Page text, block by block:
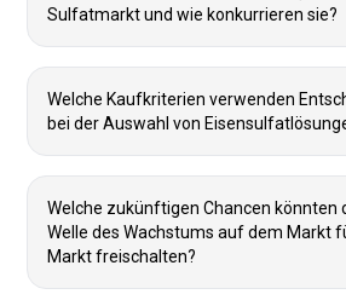
Sulfatmarkt und wie konkurrieren sie?
Welche Kaufkriterien verwenden
bei der Auswahl von
Welche zukünftigen Chancen könnten
Welle des Wachstums auf dem Markt
Markt freischalten?